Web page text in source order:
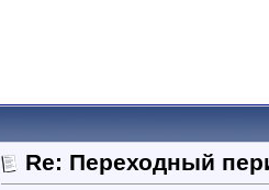
Re: Переходный